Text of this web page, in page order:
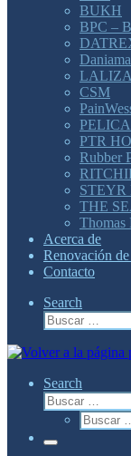
BUKH
BPC –
CSM
PTR
Rubber
STEYR
THE
Thomas
Acerca de
Renovación
Contacto
Search
Buscar
Search
Buscar
Buscar
Menú